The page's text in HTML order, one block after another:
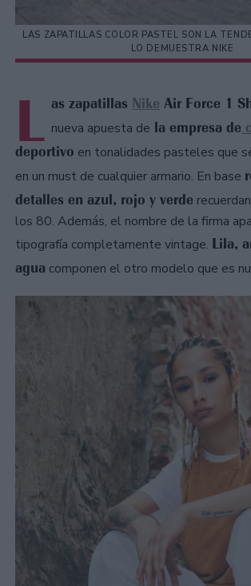
LAS ZAPATILLAS COLOR PASTEL SON LA
LO DEMUESTRA NIKE
L as zapatillas Nike Air Force 1
nueva apuesta de la empresa de
deportivo en tonalidades pasteles que
en un must de cualquier armario. En base
detalles en azul, rojo y verde
los 80. Además, el nombre de la firma
tipografía completamente vintage. Lila,
agua componen el otro modelo que es